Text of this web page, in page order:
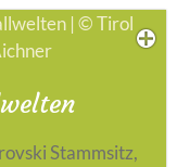
Stammsitz,